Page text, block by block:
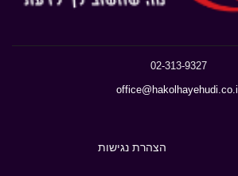
02-313-9327
office@hakolhayehudi.co.il
הצהרת נגישות